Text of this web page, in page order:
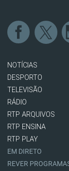
NOTÍCIAS
DESPORTO
TELEVISÃO
RÁDIO
RTP ARQUIVOS
RTP ENSINA
RTP PLAY
EM DIRETO
REVER